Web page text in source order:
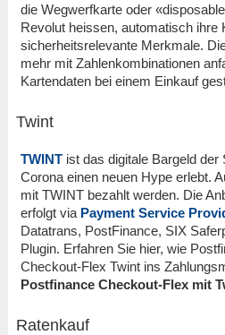
die Wegwerfkarte oder
Revolut heissen, automatisch ihre
sicherheitsrelevante Merkmale.
mehr mit Zahlenkombinationen
Kartendaten bei einem Einkauf
Twint
TWINT ist das digitale Bargeld
Corona einen neuen Hype erlebt.
mit TWINT bezahlt werden. Die
erfolgt via Payment Service
Datatrans, PostFinance, SIX
Plugin. Erfahren Sie hier, wie
Checkout-Flex Twint ins
Postfinance Checkout-Flex mit
Ratenkauf